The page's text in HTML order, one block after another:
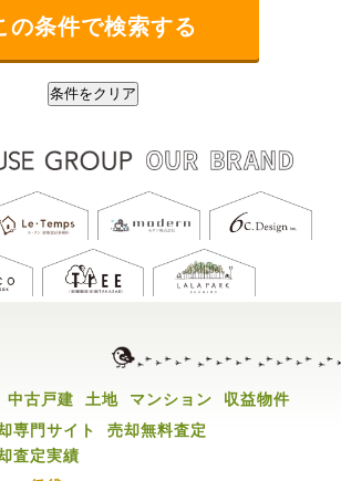
中古戸建 土地 マンション
収益物件
専門サイト
売却無料査定
査定実績